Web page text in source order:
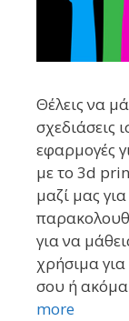
Θέλεις να
σχεδιάσεις
εφαρμογές
με το 3d
μαζί μας
για να
χρήσιμα για
σου ή
more